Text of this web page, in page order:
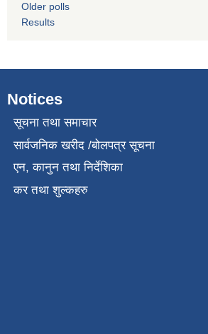
Older polls
Results
Notices
सूचना तथा समाचार
सार्वजनिक खरीद /बोलपत्र सूचना
एन, कानुन तथा निर्देशिका
कर तथा शुल्कहरु